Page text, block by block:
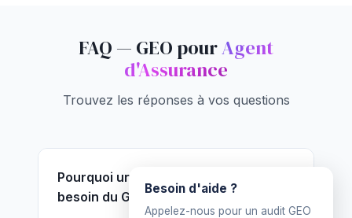
FAQ — GEO pourAgent
d'Assurance
Trouvez les réponses à vos questions
Pourquoi un agent d'assurance a
besoin du GEO ?
Besoin d'aide ?
Appelez-nous pour un audit GEO